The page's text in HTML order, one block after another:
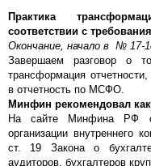
Практика
соответствии с
Окончание, начало в № 17-
Завершаем разговор о
трансформация
в отчетность по МСФО.
Минфин рекомендовал
На сайте Минфина РФ
организации внутреннего
ст. 19 Закона о
аудиторов, бухгалтеров